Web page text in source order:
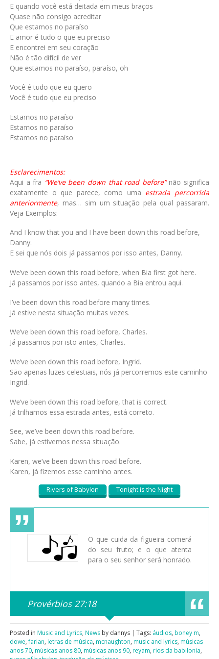
E quando você está deitada em meus braços
Quase não consigo acreditar
Que estamos no paraíso
E amor é tudo o que eu preciso
E encontrei em seu coração
Não é tão difícil de ver
Que estamos no paraíso, paraíso, oh
Você é tudo que eu quero
Você é tudo que eu preciso
Estamos no paraíso
Estamos no paraíso
Estamos no paraíso
Esclarecimentos:
Aqui a fra “We’ve been down that road before”não significa
exatamente o que parece, como uma estrada percorrida
anteriormente, mas… sim um situação pela qual passaram.
Veja Exemplos:
And I know that you and I have been down this road before,
Danny.
E sei que nós dois já passamos por isso antes, Danny.
We’ve been down this road before, when Bia first got here.
Já passamos por isso antes, quando a Bia entrou aqui.
I’ve been down this road before many times.
Já estive nesta situação muitas vezes.
We’ve been down this road before, Charles.
Já passamos por isto antes, Charles.
We’ve been down this road before, Ingrid.
São apenas luzes celestiais, nós já percorremos este caminho
Ingrid.
We’ve been down this road before, that is correct.
Já trilhamos essa estrada antes, está correto.
See, we’ve been down this road before.
Sabe, já estivemos nessa situação.
Karen, we’ve been down this road before.
Karen, já fizemos esse caminho antes.
Rivers of Babylon Tonight is the Night
O que cuida da figueira comerá
do seu fruto; e o que atenta
para o seu senhor será honrado.
Provérbios 27:18
Posted in Music and Lyrics, News by dannys | Tags: áudios, boney m,
dowe,farian, letras de música, mcnaughton, music and lyrics, músicas
anos 70, músicas anos 80, músicas anos 90, reyam, rios da babilonia,